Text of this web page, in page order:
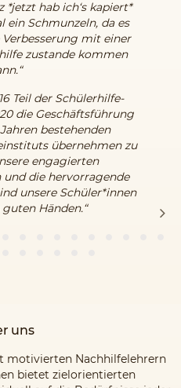
Jahr durchgehend
in der
. Auch in Monaten
das vereinbarte Schulgeld
die Schülerhilfe in
mit einer speziellen
werden nicht in
sich in der Schülerhilfe
*jetzt hab ich‘s kapiert*
Schmunzeln, da es
mit einer
zustande kommen
Teil der Schülerhilfe-
die Geschäftsführung
bestehenden
übernehmen zu
engagierten
die hervorragende
unsere Schüler*innen
Händen.“
uns
motivierten Nachhilfelehrern
bietet zielorientierten